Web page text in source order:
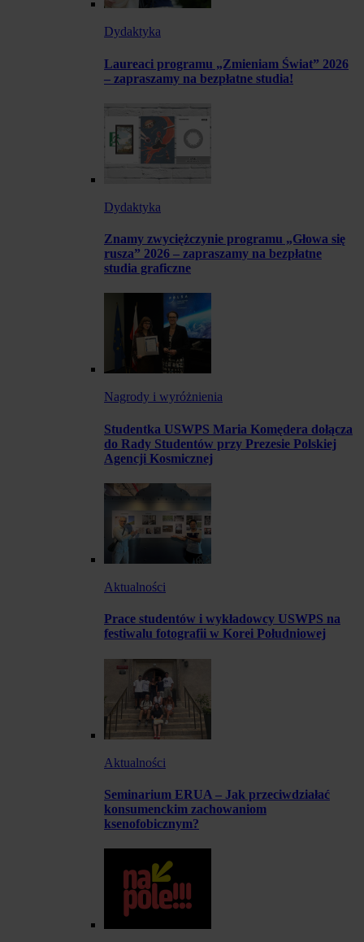
Dydaktyka
Laureaci programu „Zmieniam Świat” 2026
– zapraszamy na bezpłatne studia!
Dydaktyka
Znamy zwyciężczynie programu „Głowa się
rusza” 2026 – zapraszamy na bezpłatne
studia graficzne
Nagrody i wyróżnienia
Studentka USWPS Maria Komędera dołącza
do Rady Studentów przy Prezesie Polskiej
Agencji Kosmicznej
Aktualności
Prace studentów i wykładowcy USWPS na
festiwalu fotografii w Korei Południowej
Aktualności
Seminarium ERUA – Jak przeciwdziałać
konsumenckim zachowaniom
ksenofobicznym?